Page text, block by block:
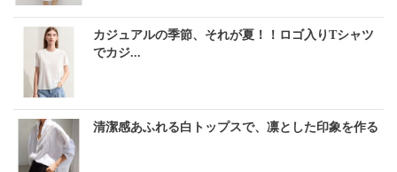
カジュアルの季節、それが夏！！ロゴ入りTシャツ
でカジ...
清潔感あふれる白トップスで、凛とした印象を作る